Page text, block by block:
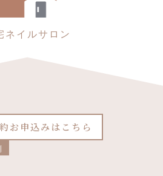
ネイルサロン
お申込みはこちら